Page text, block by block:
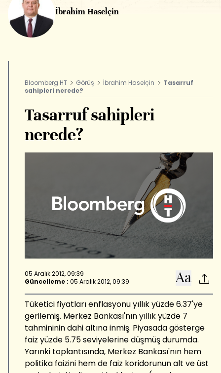
İbrahim Haselçin
Bloomberg HT Görüş İbrahim Haselçin
Tasarruf
sahipleri nerede?
Tasarruf sahipleri
nerede?
05 Aralık 2012, 09:39
Güncelleme : 05 Aralık 2012, 09:39
Tüketici fiyatları enflasyonu yıllık yüzde 6.37'ye
gerilemiş. Merkez Bankası'nın yıllık yüzde 7
tahmininin dahi altına inmiş. Piyasada gösterge
faiz yüzde 5.75 seviyelerine düşmüş durumda.
Yarınki toplantısında, Merkez Bankası'nın hem
politika faizini hem de faiz koridorunun alt ve üst